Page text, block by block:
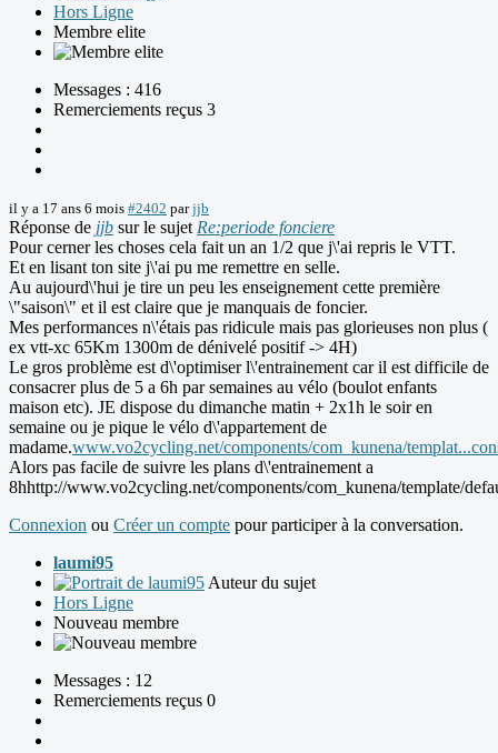
Hors Ligne
Membre elite
Messages : 416
Remerciements reçus 3
il y a 17 ans 6 mois #2402 parjjb
Réponse de jjb sur le sujet Re:periode fonciere
Pour cerner les choses cela fait un an 1/2 que j\'ai repris le VTT.
Et en lisant ton site j\'ai pu me remettre en selle.
Au aujourd\'hui je tire un peu les enseignement cette première
\"saison\" et il est claire que je manquais de foncier.
Mes performances n\'étais pas ridicule mais pas glorieuses non plus (
ex vtt-xc 65Km 1300m de dénivelé positif -> 4H)
Le gros problème est d\'optimiser l\'entrainement car il est difficile de
consacrer plus de 5 a 6h par semaines au vélo (boulot enfants
maison etc). JE dispose du dimanche matin + 2x1h le soir en
semaine ou je pique le vélo d\'appartement de
madame.www.vo2cycling.net/components/com_kunena/
Alors pas facile de suivre les plans d\'entrainement a
8hhttp://www.vo2cycling.net/components/com_kunena/template/
Connexion ou Créer un compte pour participer à la conversation.
laumi95
Auteur du sujet
Hors Ligne
Nouveau membre
Messages : 12
Remerciements reçus 0